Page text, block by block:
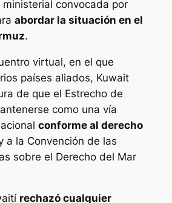
convocada por
abordar la situación en el
.
virtual, en el que
países aliados, Kuwait
de que el Estrecho de
como una vía
conforme al derecho
a la Convención de las
sobre el Derecho del Mar
rechazó cualquier